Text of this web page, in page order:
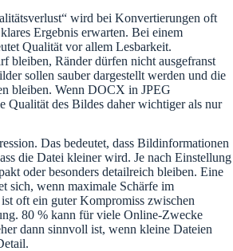
wird bei Konvertierungen oft
Ergebnis erwarten. Bei einem
Qualität vor allem Lesbarkeit.
bleiben, Ränder dürfen nicht ausgefranst
sollen sauber dargestellt werden und die
bleiben. Wenn DOCX in JPEG
Qualität des Bildes daher wichtiger als nur
Das bedeutet, dass Bildinformationen
die Datei kleiner wird. Je nach Einstellung
oder besonders detailreich bleiben. Eine
sich, wenn maximale Schärfe im
oft ein guter Kompromiss zwischen
80 % kann für viele Online-Zwecke
dann sinnvoll ist, wenn kleine Dateien